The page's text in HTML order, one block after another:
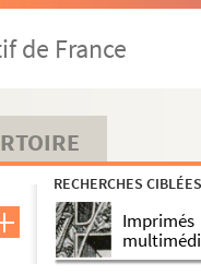
de France
RECHERCHES CIBLÉES
Imprimés
signée à une
(auteur dramatique). 4
de naissance
signée de présence de M.
Lettre autographe
2 lettres (février-
Gardes françaises).
amiral). Lettre autographe